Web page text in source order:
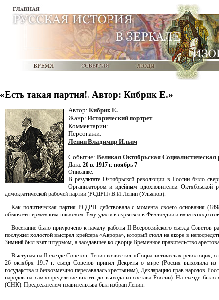
«Есть такая партия!. Автор: Кибрик Е.»
Автор: Кибрик Е.
Жанр: Исторический портрет
Комментарии:
Персонажи:
Ленин Владимир Ильич
Событие: Великая Октябрьская Социалистическая
Дата: 20 в. 1917 г. ноябрь 7
Описание:
В результате Октябрьской революции в России было
Организатором и идейным вдохновителем Октябрьской
демократической рабочей партии (РСДРП) В.И.Ленин (Ульянов).
Как политическая партия РСДРП действовала с момента своего основания
объявлен германским шпионом. Ему удалось скрыться в Финляндии и начать
Восстание было приурочено к началу работы II Всероссийского съезда Советов
послужил холостой выстрел крейсера «Аврора», который стоял на якоре в
Зимний был взят штурмом, а заседавшее во дворце Временное правительство
Выступая на II съезде Советов, Ленин возвестил: «Социалистическая революция,
26 октября 1917 г. съезд Советов принял Декреты о мире (Россия выходила
государства и безвозмездно передавалась крестьянам), Декларацию прав народов
народов на самоопределение вплоть до выхода из состава России). На съезде
(СНК). Председателем правительсьва был избран Ленин.